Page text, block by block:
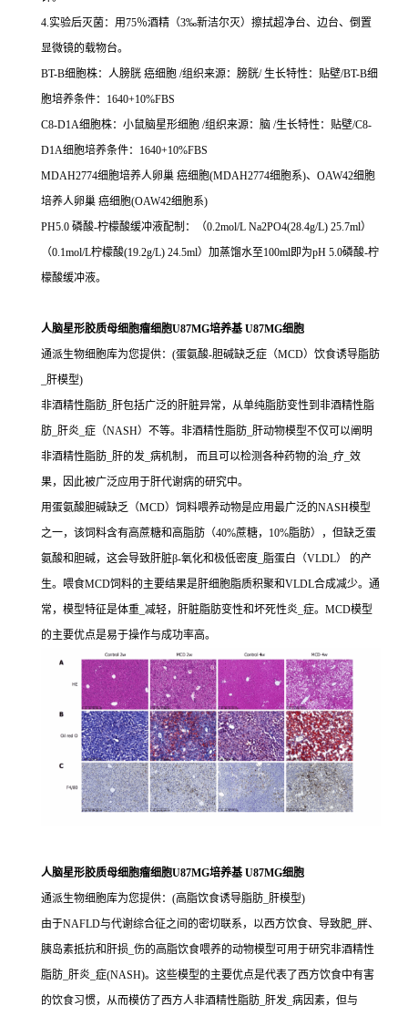
4.实验后灭菌：用75％酒精（3‰新洁尔灭）擦拭超净台、边台、倒置
显微镜的载物台。
BT-B细胞株：人膀胱 癌细胞 /组织来源：膀胱/ 生长特性：贴壁/BT-B细
胞培养条件：1640+10%FBS
C8-D1A细胞株：小鼠脑星形细胞 /组织来源：脑 /生长特性：贴壁/C8-
D1A细胞培养条件：1640+10%FBS
MDAH2774细胞培养人卵巢 癌细胞(MDAH2774细胞系)、OAW42细胞
培养人卵巢 癌细胞(OAW42细胞系)
PH5.0 磷酸-柠檬酸缓冲液配制：（0.2mol/L Na2PO4(28.4g/L) 25.7ml）
（0.1mol/L柠檬酸(19.2g/L) 24.5ml）加蒸馏水至100ml即为pH 5.0磷酸-柠
檬酸缓冲液。
人脑星形胶质母细胞瘤细胞U87MG培养基 U87MG细胞
通派生物细胞库为您提供：(蛋氨酸-胆碱缺乏症（MCD）饮食诱导脂肪
_肝模型)
非酒精性脂肪_肝包括广泛的肝脏异常，从单纯脂肪变性到非酒精性脂
肪_肝炎_症（NASH）不等。非酒精性脂肪_肝动物模型不仅可以阐明
非酒精性脂肪_肝的发_病机制， 而且可以检测各种药物的治_疗_效
果，因此被广泛应用于肝代谢病的研究中。
用蛋氨酸胆碱缺乏（MCD）饲料喂养动物是应用最广泛的NASH模型
之一，该饲料含有高蔗糖和高脂肪（40%蔗糖，10%脂肪），但缺乏蛋
氨酸和胆碱，这会导致肝脏β-氧化和极低密度_脂蛋白（VLDL） 的产
生。喂食MCD饲料的主要结果是肝细胞脂质积聚和VLDL合成减少。通
常，模型特征是体重_减轻，肝脏脂肪变性和坏死性炎_症。MCD模型
的主要优点是易于操作与成功率高。
人脑星形胶质母细胞瘤细胞U87MG培养基 U87MG细胞
通派生物细胞库为您提供：(高脂饮食诱导脂肪_肝模型)
由于NAFLD与代谢综合征之间的密切联系，以西方饮食、导致肥_胖、
胰岛素抵抗和肝损_伤的高脂饮食喂养的动物模型可用于研究非酒精性
脂肪_肝炎_症(NASH)。这些模型的主要优点是代表了西方饮食中有害
的饮食习惯，从而模仿了西方人非酒精性脂肪_肝发_病因素，但与